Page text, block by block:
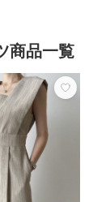
商品一覧